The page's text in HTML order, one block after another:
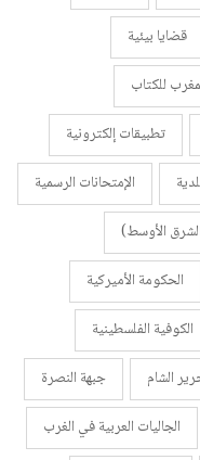
قضايا بيئية
للكتاب
تطبيقات إلكترونية
الإمتحانات الرسمية
الأوسط)
الحكومة الأميركية
الكوفية الفلسطينية
الشام
جبهة النصرة
الجاليات العربية في الغرب